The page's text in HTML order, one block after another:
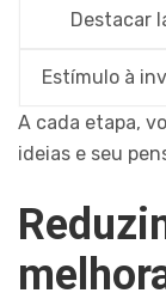
Destacar
Estímulo à
A cada etapa,
ideias e seu